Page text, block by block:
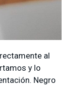
al
y lo
Negro